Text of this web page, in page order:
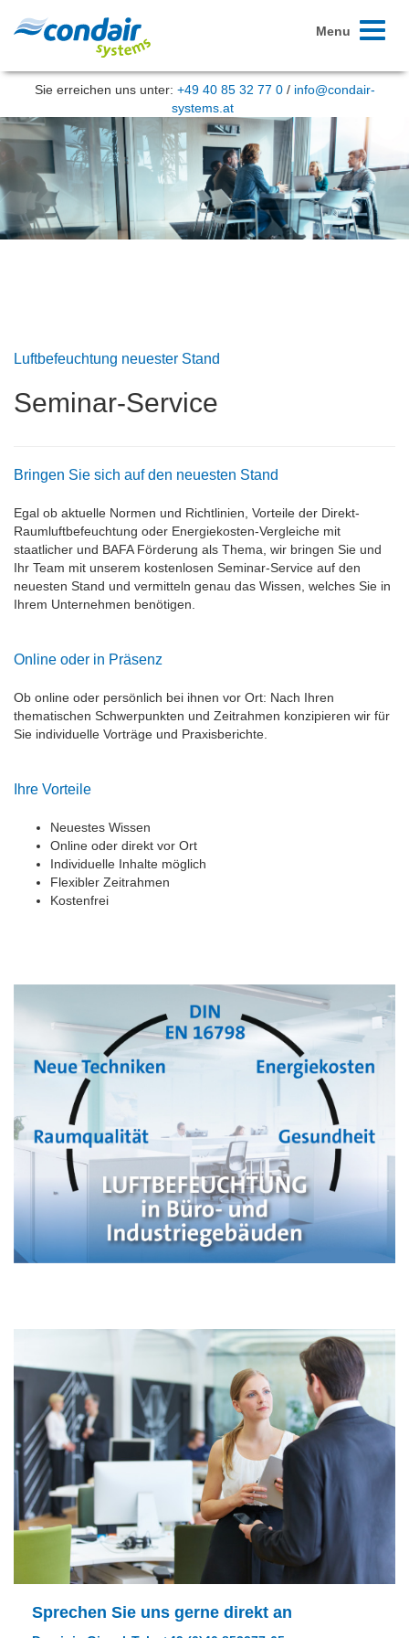
Toggle
Menu
Sie erreichen uns unter: +49 40 85 32 77 0/ info@condair-
systems.at
Luftbefeuchtung neuester Stand
Seminar-Service
Bringen Sie sich auf den neuesten Stand
Egal ob aktuelle Normen und Richtlinien, Vorteile der Direkt-
Raumluftbefeuchtung oder Energiekosten-Vergleiche mit
staatlicher und BAFA Förderung als Thema, wir bringen Sie und
Ihr Team mit unserem kostenlosen Seminar-Service auf den
neuesten Stand und vermitteln genau das Wissen, welches Sie in
Ihrem Unternehmen benötigen.
Online oder in Präsenz
Ob online oder persönlich bei ihnen vor Ort: Nach Ihren
thematischen Schwerpunkten und Zeitrahmen konzipieren wir für
Sie individuelle Vorträge und Praxisberichte.
Ihre Vorteile
Neuestes Wissen
Online oder direkt vor Ort
Individuelle Inhalte möglich
Flexibler Zeitrahmen
Kostenfrei
Sprechen Sie uns gerne direkt an